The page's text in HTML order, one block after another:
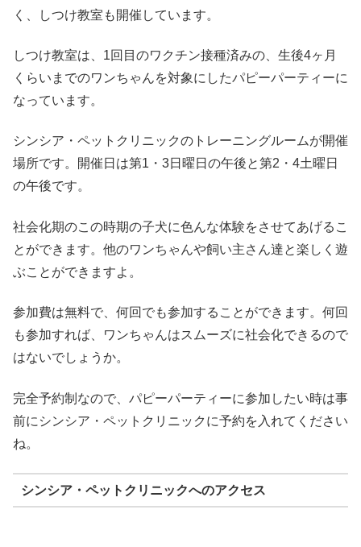
く、しつけ教室も開催しています。
しつけ教室は、1回目のワクチン接種済みの、生後4ヶ月
くらいまでのワンちゃんを対象にしたパピーパーティーに
なっています。
シンシア・ペットクリニックのトレーニングルームが開催
場所です。開催日は第1・3日曜日の午後と第2・4土曜日
の午後です。
社会化期のこの時期の子犬に色んな体験をさせてあげるこ
とができます。他のワンちゃんや飼い主さん達と楽しく遊
ぶことができますよ。
参加費は無料で、何回でも参加することができます。何回
も参加すれば、ワンちゃんはスムーズに社会化できるので
はないでしょうか。
完全予約制なので、パピーパーティーに参加したい時は事
前にシンシア・ペットクリニックに予約を入れてください
ね。
シンシア・ペットクリニックへのアクセス